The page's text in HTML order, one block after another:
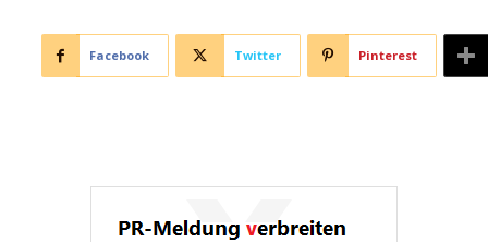
Facebook Twitter Pinterest